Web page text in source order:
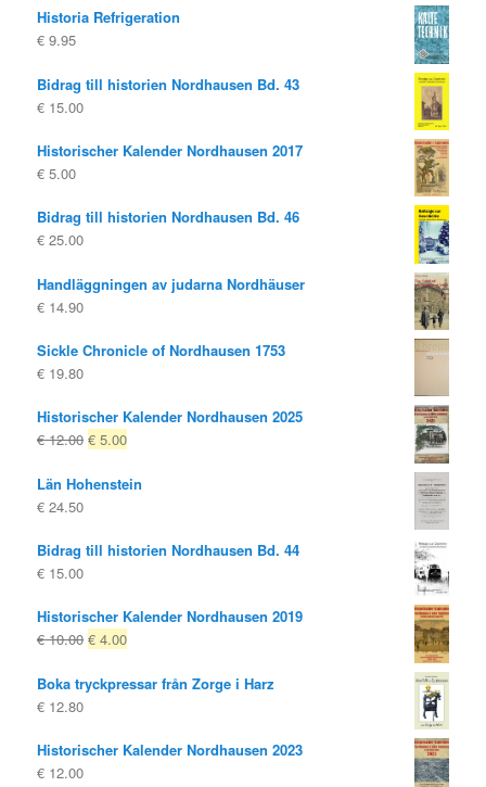
Historia Refrigeration
€ 9.95
Bidrag till historien Nordhausen Bd. 43
€ 15.00
Historischer Kalender Nordhausen 2017
€ 5.00
Bidrag till historien Nordhausen Bd. 46
€ 25.00
Handläggningen av judarna Nordhäuser
€ 14.90
Sickle Chronicle of Nordhausen 1753
€ 19.80
Historischer Kalender Nordhausen 2025
€12.00 Ursprungligt
var:
€ 5.00Nuvarande
är:
Län Hohenstein
€ 24.50
Bidrag till historien Nordhausen Bd. 44
€ 15.00
Historischer Kalender Nordhausen 2019
€10.00 Ursprungligt
var:
€ 4.00Nuvarande
är:
Boka tryckpressar från Zorge i Harz
€ 12.80
Historischer Kalender Nordhausen 2023
€ 12.00